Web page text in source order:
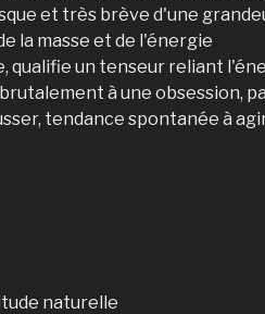
et très brève d'une
la masse et de l'énergie
qualifie un tenseur reliant
à une obsession,
tendance spontanée à
naturelle